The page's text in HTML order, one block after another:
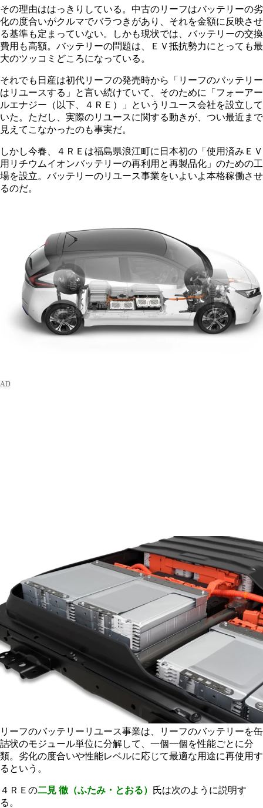
その理由ははっきりしている。中古のリーフはバッテリーの劣
化の度合いがクルマでバラつきがあり、それを金額に反映させ
る基準も定まっていない。しかも現状では、バッテリーの交換
費用も高額。バッテリーの問題は、ＥＶ抵抗勢力にとっても最
大のツッコミどころになっている。
それでも日産は初代リーフの発売時から「リーフのバッテリー
はリユースする」と言い続けていて、そのために「フォーアー
ルエナジー（以下、４ＲＥ）」というリユース会社を設立して
いた。ただし、実際のリユースに関する動きが、つい最近まで
見えてこなかったのも事実だ。
しかし今春、４ＲＥは福島県浪江町に日本初の「使用済みＥＶ
用リチウムイオンバッテリーの再利用と再製品化」のための工
場を設立。バッテリーのリユース事業をいよいよ本格稼働させ
るのだ。
リーフのバッテリーリユース事業は、リーフのバッテリーを缶
詰状のモジュール単位に分解して、一個一個を性能ごとに分
類。劣化の度合いや性能レベルに応じて最適な用途に再使用す
るという。
４ＲＥの二見 徹（ふたみ・とおる） 氏は次のように説明す
る。